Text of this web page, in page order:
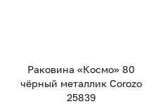
Раковина «Космо» 80
чёрный металлик Corozo
25839